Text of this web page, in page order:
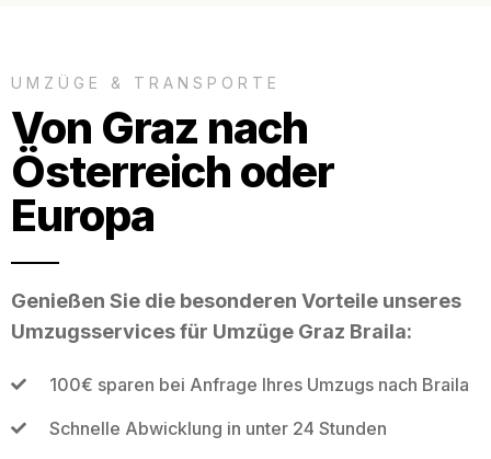
UMZÜGE & TRANSPORTE
Von Graz nach
Österreich oder
Europa
Genießen Sie die besonderen Vorteile unseres
Umzugsservices für Umzüge Graz Braila:
100€ sparen bei Anfrage Ihres Umzugs nach Braila
Schnelle Abwicklung in unter 24 Stunden